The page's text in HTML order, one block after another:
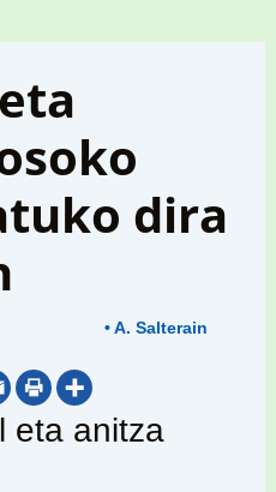
dira
• A. Salterain
eta anitza